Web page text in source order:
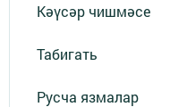
Кәүсәр чишмәсе
Табигать
Русча язмалар